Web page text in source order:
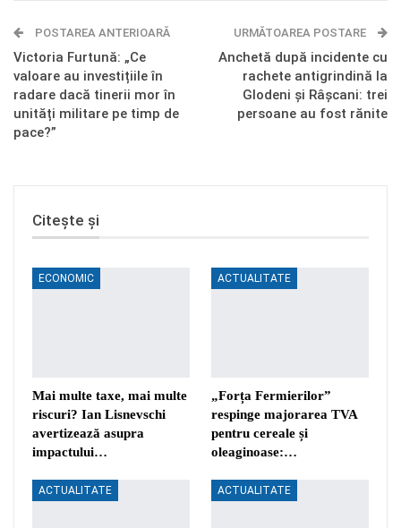
Telegram OK.ru
POSTAREA ANTERIOARĂ
Victoria Furtună: „Ce
valoare au investițiile în
radare dacă tinerii mor în
unități militare pe timp de
pace?”
URMĂTOAREA POSTARE
Anchetă după incidente cu
rachete antigrindină la
Glodeni și Râșcani: trei
persoane au fost rănite
Citește și
ECONOMIC
Mai multe taxe, mai multe
riscuri? Ian Lisnevschi
avertizează asupra
impactului…
ACTUALITATE
„Forța Fermierilor”
respinge majorarea TVA
pentru cereale și
oleaginoase:…
ACTUALITATE ACTUALITATE